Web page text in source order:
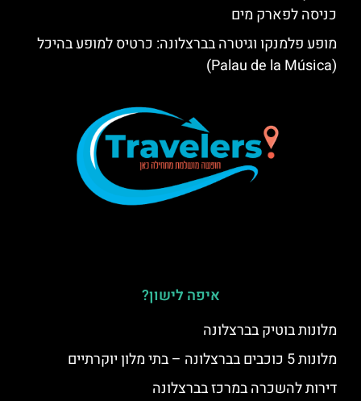
כניסה לפארק מים
מופע פלמנקו וגיטרה בברצלונה: כרטיס למופע בהיכל
(Palau de la Música)
איפה לישון?
מלונות בוטיק בברצלונה
מלונות 5 כוכבים בברצלונה – בתי מלון יוקרתיים
דירות להשכרה במרכז בברצלונה